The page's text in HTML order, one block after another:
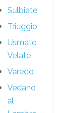
Sulbiate
Triuggio
Usmate
Velate
Varedo
Vedano
al